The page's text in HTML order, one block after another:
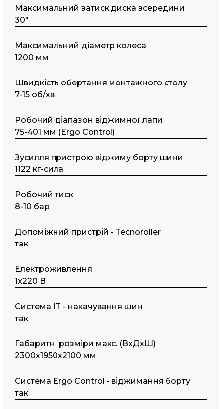
Maкcимaльний затиск диска зсередини
30"
Максимальний діаметр колеса
1200 мм
Швидкість обертання монтажного столу
7-15 об/хв
Робочий діапазон віджимної лапи
75-401 мм (Ergo Control)
Зусилля пристрою віджиму борту шини
1122 кг-сила
Робочий тиск
8-10 бар
Допоміжний пристрій - Tecnoroller
так
Електроживлення
1х220 В
Система IT - накачування шин
так
Габаритні розміри макс. (ВxДxШ)
2300х1950х2100 мм
Система Ergo Control - віджимання борту
так